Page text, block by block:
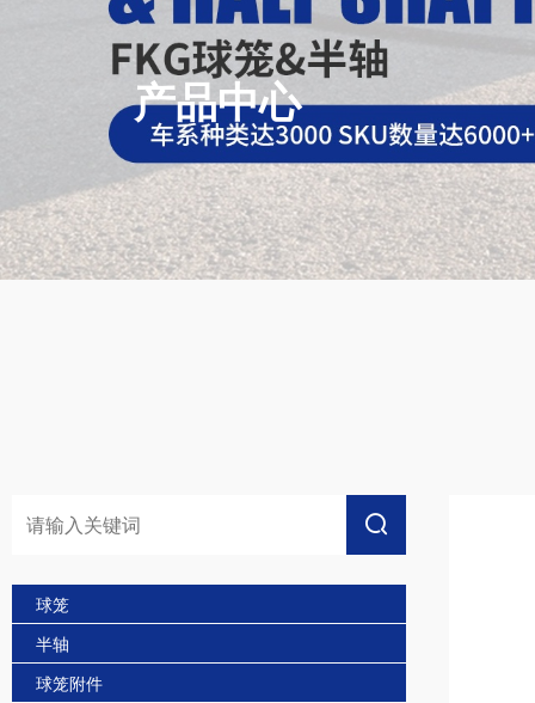
产品中心
球笼
半轴
球笼附件